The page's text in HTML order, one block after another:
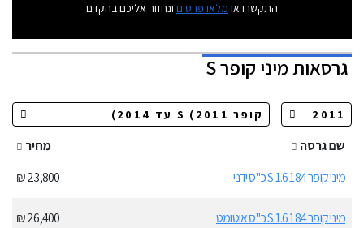
התקשרו או מלאו פרטים ונחזור אליכם בהקדם
גרסאותמיני קופר S
שם גרסה
מחיר
מיני קופר S 1.6 184 כ"ס ידני
23,800 ₪
מיני קופר S 1.6 184 כ"ס אוטומט
26,400 ₪